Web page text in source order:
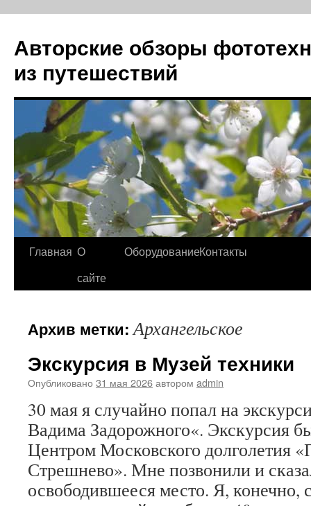
Авторские обзоры
из путешествий
Перейти
Главная О
сайте
ОборудованиеКонтакты
Архив метки:Архангельское
Экскурсия в Музей техники
Опубликовано 31 мая 2026автором admin
30 мая я случайно попал на
Вадима Задорожного«. Экскурсия
Центром Московского долголетия
Стрешнево». Мне позвонили и
освободившееся место. Я, конечно,